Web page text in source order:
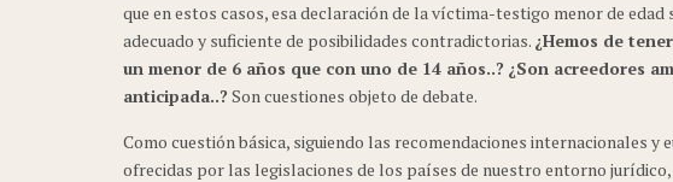
que en estos casos, esa declaración de la víctima-testigo menor de
adecuado y suficiente de posibilidades contradictorias. ¿Hemos de
un menor de 6 años que con uno de 14 años..? ¿Son acreedores
anticipada..? Son cuestiones objeto de debate.
Como cuestión básica, siguiendo las recomendaciones internacionales y
ofrecidas por las legislaciones de los países de nuestro entorno